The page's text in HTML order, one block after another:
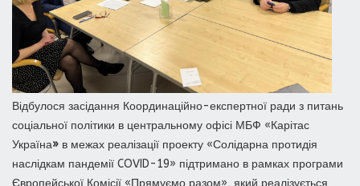
Відбулося засідання Координаційно-експертної ради з питань
соціальної політики в центральному офісі МБФ «Карітас
Україна» в межах реалізації проекту «Солідарна протидія
наслідкам пандемії COVID-19» підтримано в рамках програми
Європейської Комісії «Прямуємо разом», який реалізується